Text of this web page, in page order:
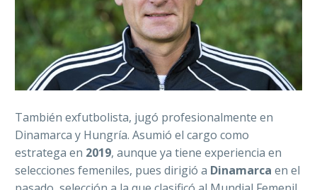
También exfutbolista, jugó profesionalmente en
Dinamarca y Hungría. Asumió el cargo como
estratega en 2019, aunque ya tiene experiencia en
selecciones femeniles, pues dirigió a Dinamarca en el